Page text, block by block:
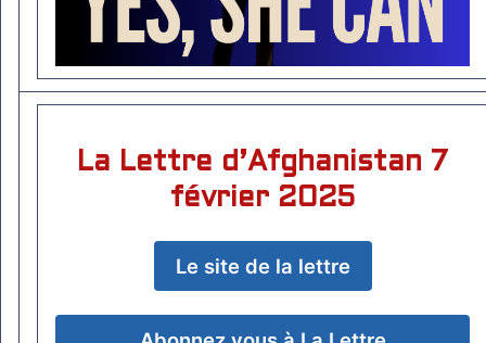
La Lettre d’Afghanistan 7
février 2025
Le site de la lettre